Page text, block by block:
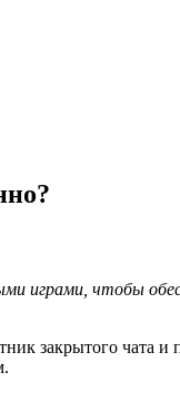
играми, чтобы
закрытого чата